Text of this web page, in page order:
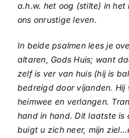
a.h.w. het oog (stilte) in
ons onrustige leven.
In beide psalmen lees je
altaren, Gods Huis; want
zelf is ver van huis (hij is
bedreigd door vijanden. Hij
heimwee en verlangen.
hand in hand. Dit laatste is
buigt u zich neer, mijn